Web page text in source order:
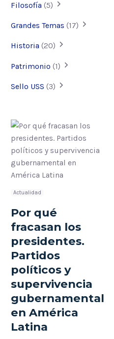
Filosofía(5)
Grandes Temas(17)
Historia(20)
Patrimonio(1)
Sello USS(3)
Actualidad
Por qué
fracasan los
presidentes.
Partidos
políticos y
supervivencia
gubernamental
en América
Latina